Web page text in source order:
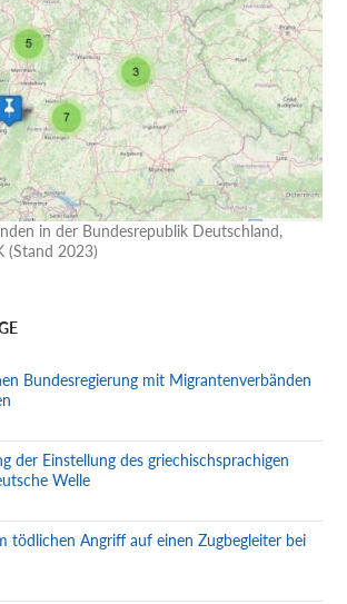
in der Bundesrepublik Deutschland,
(Stand 2023)
Bundesregierung mit Migrantenverbänden
der Einstellung des griechischsprachigen
Welle
tödlichen Angriff auf einen Zugbegleiter bei